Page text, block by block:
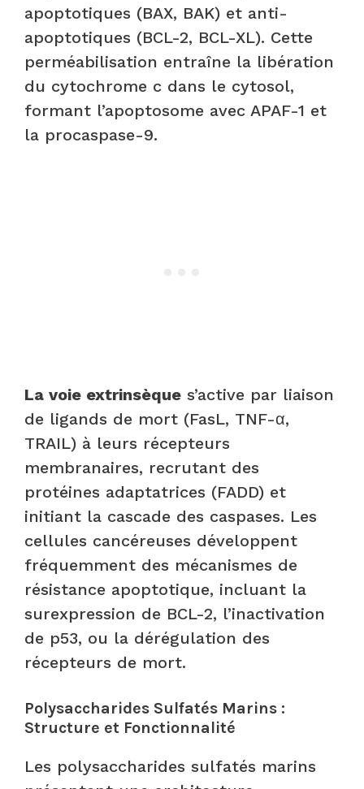
apoptotiques (BAX, BAK) et anti-
apoptotiques (BCL-2, BCL-XL). Cette
perméabilisation entraîne la libération
du cytochrome c dans le cytosol,
formant l’apoptosome avec APAF-1 et
la procaspase-9.
La voie extrinsèque s’active par liaison
de ligands de mort (FasL, TNF-α,
TRAIL) à leurs récepteurs
membranaires, recrutant des
protéines adaptatrices (FADD) et
initiant la cascade des caspases. Les
cellules cancéreuses développent
fréquemment des mécanismes de
résistance apoptotique, incluant la
surexpression de BCL-2, l’inactivation
de p53, ou la dérégulation des
récepteurs de mort.
Polysaccharides Sulfatés Marins :
Structure et Fonctionnalité
Les polysaccharides sulfatés marins